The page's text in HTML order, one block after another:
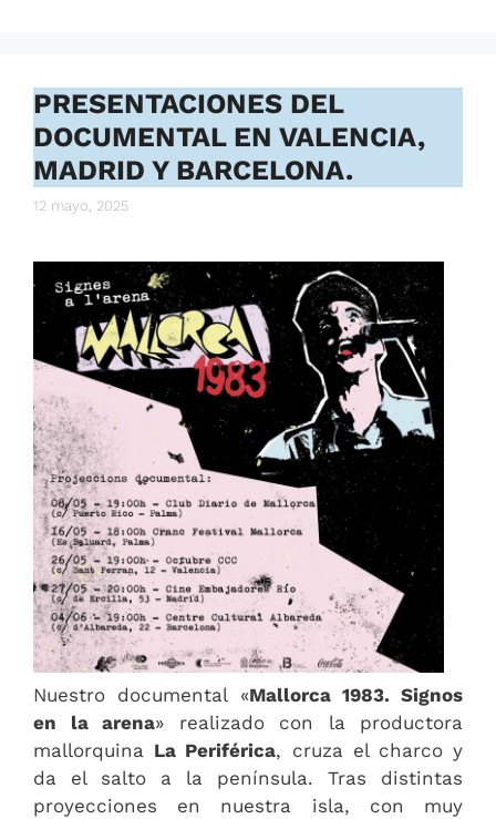
PRESENTACIONES DEL
DOCUMENTAL EN VALENCIA,
MADRID Y BARCELONA.
12 mayo, 2025
Nuestro documental «Mallorca 1983. Signos
en la arena» realizado con la productora
mallorquina La Periférica, cruza el charco y
da el salto a la península. Tras distintas
proyecciones en nuestra isla, con muy